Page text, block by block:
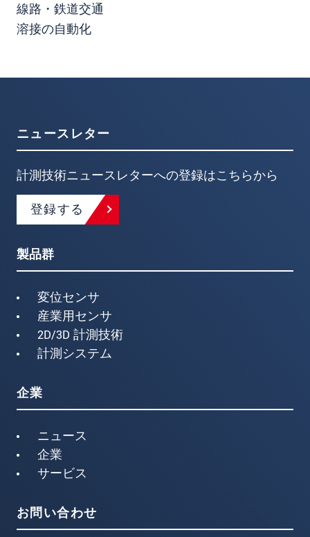
線路・鉄道交通
溶接の自動化
ニュースレター
計測技術ニュースレターへの登録はこちらから
登録する
製品群
変位センサ
産業用センサ
2D/3D 計測技術
計測システム
企業
ニュース
企業
サービス
お問い合わせ